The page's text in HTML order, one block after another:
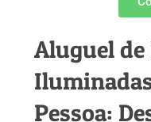
Aluguel de
Pessoa: